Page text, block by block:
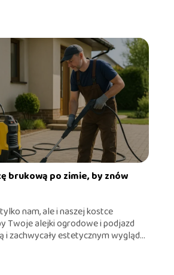
brukową po zimie, by znów
nam, ale i naszej kostce
Twoje alejki ogrodowe i podjazd
i zachwycały estetycznym wygląd...